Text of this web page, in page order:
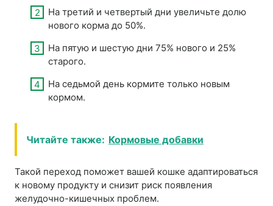
На третий и четвертый дни увеличьте долю
нового корма до 50%.
На пятую и шестую дни 75% нового и 25%
старого.
На седьмой день кормите только новым
кормом.
Читайте также: Кормовые добавки
Такой переход поможет вашей кошке адаптироваться
к новому продукту и снизит риск появления
желудочно-кишечных проблем.